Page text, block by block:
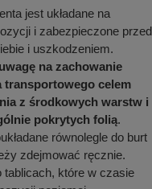
jest układane na
i zabezpieczone przed
i uszkodzeniem.
na zachowanie
transportowego celem
z środkowych warstw i
pokrytych folią.
równolegle do burt
zdejmować ręcznie.
tablicach, które w czasie